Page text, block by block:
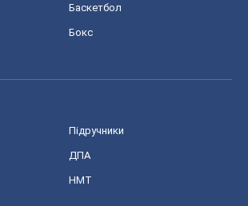
Баскетбол
Бокс
Підручники
ДПА
НМТ